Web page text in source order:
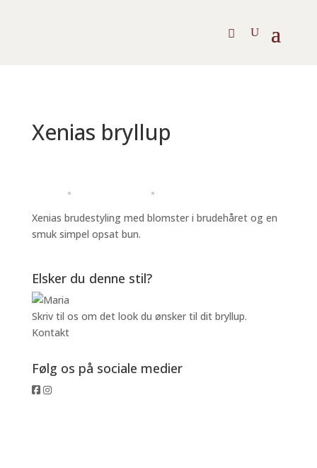
Xenias bryllup
Xenias brudestyling med blomster i brudehåret og en
smuk simpel opsat bun.
Elsker du denne stil?
Skriv til os om det look du ønsker til dit bryllup.
Kontakt
Følg os på sociale medier